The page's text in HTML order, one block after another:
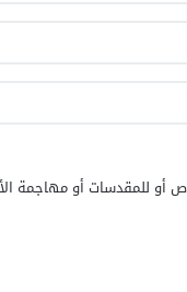
أو للمقدسات أو مهاجمة